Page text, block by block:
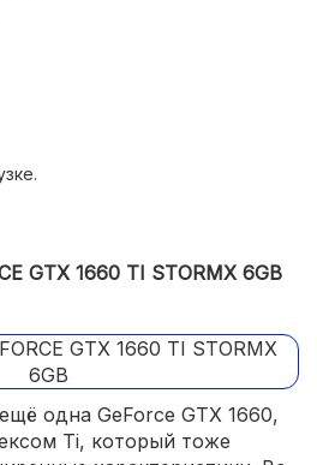
GTX 1660 TI STORMX 6GB
одна GeForce GTX 1660,
Ti, который тоже